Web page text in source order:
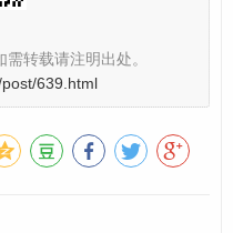
数量、折合美元的价值
以查看什么？
列表,它提供了丰富的信
需转载请注明出处。
639.html